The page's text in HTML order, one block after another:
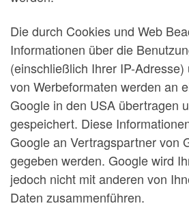
Die durch Cookies und Web
Informationen über die
(einschließlich Ihrer IP-
von Werbeformaten werden an
Google in den USA übertragen
gespeichert. Diese
Google an Vertragspartner von
gegeben werden. Google wird
jedoch nicht mit anderen von
Daten zusammenführen.